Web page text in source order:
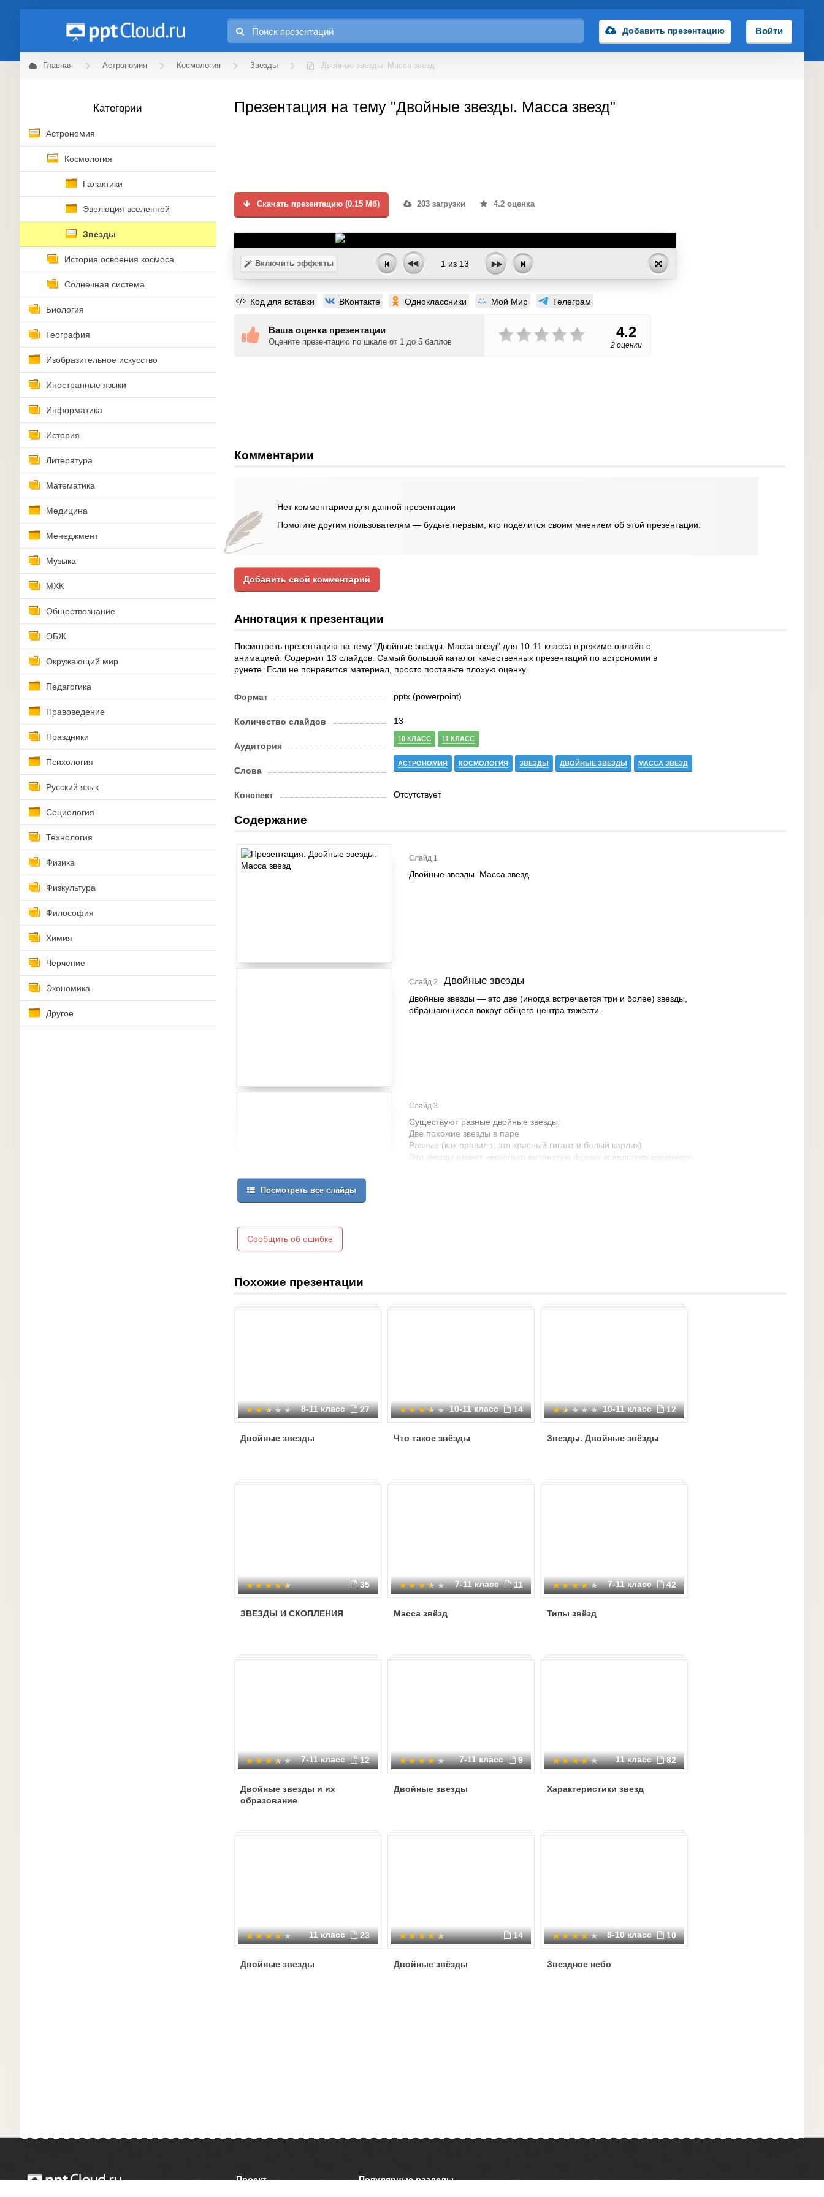
Добавить презентацию Войти
Главная Астрономия Космология Звезды Двойные звезды. Масса звезд
Категории
Астрономия
Космология
Галактики
Эволюция вселенной
Звезды
История освоения космоса
Солнечная система
Биология
География
Изобразительное искусство
Иностранные языки
Информатика
История
Литература
Математика
Медицина
Менеджмент
Музыка
МХК
Обществознание
ОБЖ
Окружающий мир
Педагогика
Правоведение
Праздники
Психология
Русский язык
Социология
Технология
Физика
Физкультура
Философия
Химия
Черчение
Экономика
Другое
Презентация на тему "Двойные звезды. Масса звезд"
Скачать презентацию (0.15 Мб) 203 загрузки 4.2 оценка
Включить эффекты 1 из 13
Код для вставки ВКонтакте Одноклассники Мой Мир Телеграм
Ваша оценка презентации
Оцените презентацию по шкале от 1 до 5 баллов
4.2
2 оценки
Комментарии
Нет комментариев для данной презентации
Помогите другим пользователям — будьте первым, кто поделится своим мнением об этой презентации.
Добавить свой комментарий
Аннотация к презентации
Посмотреть презентацию на тему "Двойные звезды. Масса звезд" для 10-11 класса в режиме онлайн с
анимацией. Содержит 13 слайдов. Самый большой каталог качественных презентаций по астрономии в
рунете. Если не понравится материал, просто поставьте плохую оценку.
Формат pptx (powerpoint)
Количество слайдов 13
Аудитория
10 КЛАСС 11 КЛАСС
Слова
АСТРОНОМИЯ КОСМОЛОГИЯ ЗВЕЗДЫ ДВОЙНЫЕ ЗВЕЗДЫ МАССА ЗВЕЗД
Конспект Отсутствует
Содержание
Слайд 1
Двойные звезды. Масса звезд
Слайд 2 Двойные звезды
Двойные звезды — это две (иногда встречается три и более) звезды,
обращающиеся вокруг общего центра тяжести.
Слайд 3
Существуют разные двойные звезды:
Две похожие звезды в паре
Разные (как правило, это красный гигант и белый карлик)
Эти звезды имеют несколько вытянутую форму вследствие взаимного
Посмотреть все слайды
Сообщить об ошибке
Похожие презентации
8-11 класс 27
Двойные звезды
10-11 класс 14
Что такое звёзды
10-11 класс 12
Звезды. Двойные звёзды
35
ЗВЕЗДЫ И СКОПЛЕНИЯ
7-11 класс 11
Масса звёзд
7-11 класс 42
Типы звёзд
7-11 класс 12
Двойные звезды и их
образование
7-11 класс 9
Двойные звезды
11 класс 82
Характеристики звезд
11 класс 23
Двойные звезды
14
Двойные звёзды
8-10 класс 10
Звездное небо
Проект
Популярные разделы